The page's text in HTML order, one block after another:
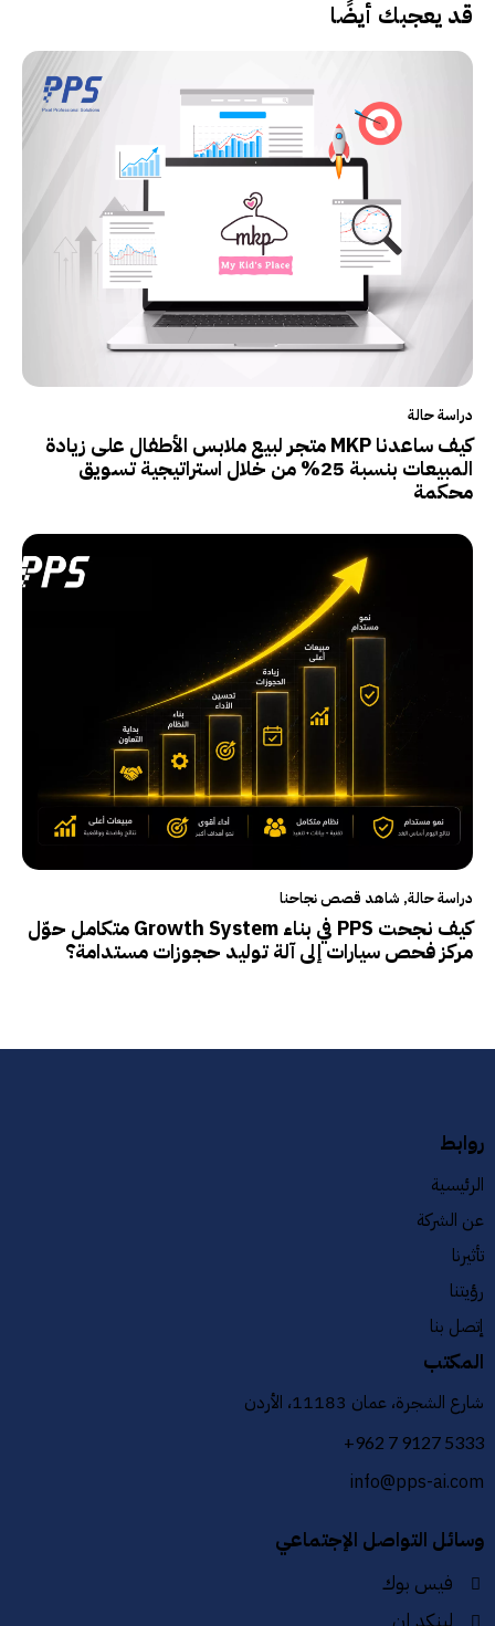
قد يعجبك أيضًا
دراسة حالة
كيف ساعدنا MKP متجر لبيع ملابس الأطفال على زيادة
المبيعات بنسبة 25% من خلال استراتيجية تسويق
محكمة
دراسة حالة, شاهد قصص نجاحنا
كيف نجحت PPS في بناء Growth System متكامل حوّل
مركز فحص سيارات إلى آلة توليد حجوزات مستدامة؟
روابط
الرئيسية
عن الشركة
تأثيرنا
رؤيتنا
إتصل بنا
المكتب
شارع الشجرة، عمان 11183، الأردن
+962 7 9127 5333
info@pps-ai.com
وسائل التواصل الإجتماعي
فيس بوك